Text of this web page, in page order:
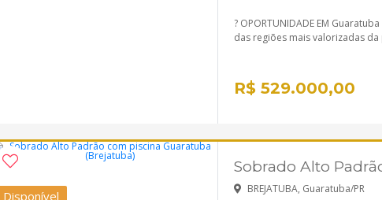
? OPORTUNIDADE EM
das regiões mais valorizadas
R$ 529.000,00
Disponível
Sobrado Alto
BREJATUBA, Guaratuba/PR